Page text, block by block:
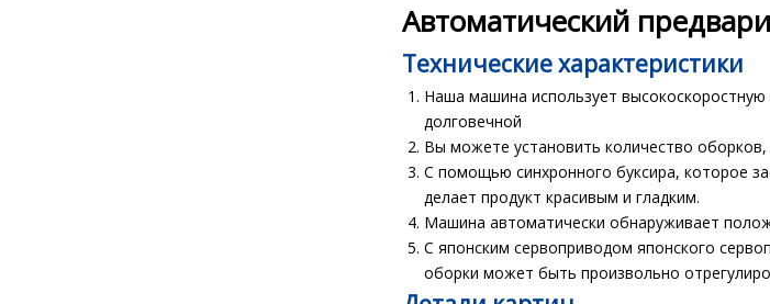
Автоматический
Технические характеристики
Наша машина использует
долговечной
Вы можете установить количество
С помощью синхронного буксира, которое
делает продукт красивым и гладким.
Машина автоматически обнаруживает
С японским сервоприводом японского
оборки может быть произвольно